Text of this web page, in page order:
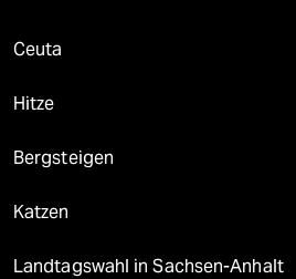
Ceuta
Hitze
Bergsteigen
Katzen
Landtagswahl in Sachsen-Anhalt